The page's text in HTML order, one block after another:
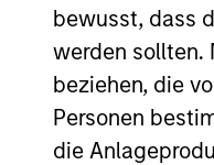
bewusst, dass
werden sollten.
beziehen, die
Personen
die
Wir
den
Kuwait,
einer